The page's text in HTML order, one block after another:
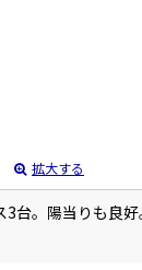
拡大する
3台。陽当りも良